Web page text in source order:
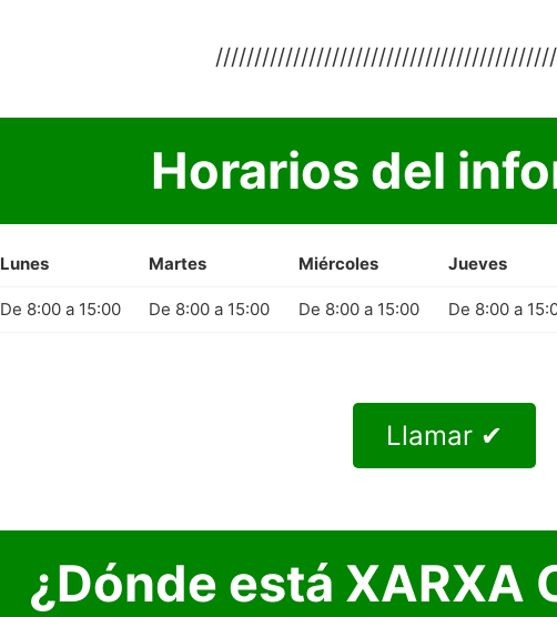
Horarios del
Lunes Martes Miércoles Jueves
De 8:00 a 15:00 De 8:00 a 15:00 De 8:00 a 15:00 De 8:00 a
Llamar ✔
¿Dónde está XARXA